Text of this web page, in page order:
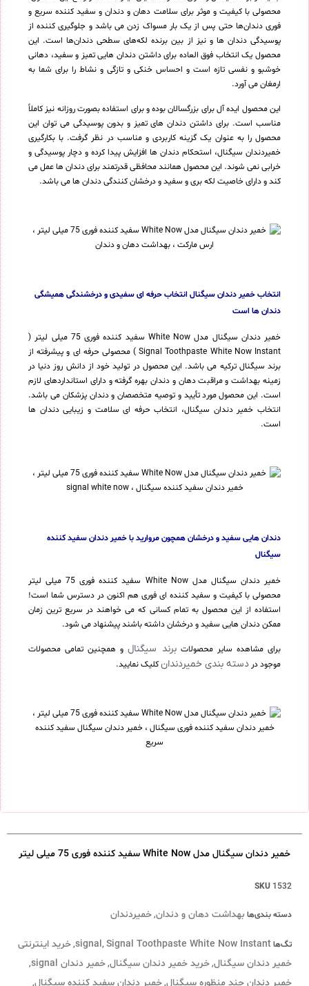
محصولی با کیفیت و موثر برای سلامت دهان و دندان و سفید کننده سریع و
فوری دندان‌ها حتی پس از یک بار مسواک زدن می باشد و جلوگیری کننده از
پوسیدگی دندان ها و نیز از بین برنده لکه‌های سطحی دندان‌ها است. این
محصول یک انتخاب فوق العاده برای داشتن دندان هایی تمیز و سفید، دهانی
خوشبو و نفسی تازه است و احساس خنکی و تازگی و نشاط را برای شما به
ارمغان می آورد.
این محصول ایده آل برای بزرگسالان بوده و برای استفاده بصورت روزانه نیز کاملاً
مناسب است. برای داشتن دندان های تمیز و بدون پوسیدگی می توان این
محصول را به عنوان یک گزینه کاربردی و مناسب در نظر گرفت. با بکارگیری
خمیردندان سیگنال، استحکام دندان ها افزایش پیدا کرده و دچار پوسیدگی و
خرابی نمی شوند. این محصول همانند محافظی قدرتمند برای دندان ها عمل می
کند و دارای خاصیت لکه بری و سفید و درخشان کنندگی دندان ها می باشد.
انتخاب خمیر دندان سیگنال انتخاب حرفه ای سفیدی و درخشندگی همیشگی
دندان ها است
خمیر دندان سیگنال مدل White Now سفید کننده فوری 75 میلی لیتر (
Signal Toothpaste White Now Instant ) محصولی حرفه ای و پیشرفته از
برند سیگنال ترکیه می باشد. این محصول در تولید خود از دانش روز دنیا در
زمینه بهداشت و مراقبت دهان و دندان بهره گرفته و دارای استانداردهای لازم
است. این محصول مورد تأیید و توصیه متخصصان و دندان پزشکان می باشد.
انتخاب خمیر دندان سیگنال، انتخاب حرفه ای سلامت و زیبایی دندان ها
است.
دندان هایی سفید و درخشان همچون مروارید با خمیر دندان سفید کننده
سیگنال
خمیر دندان سیگنال مدل White Now سفید کننده فوری 75 میلی لیتر
محصولی با کیفیت و سفید کننده ای فوری هم اکنون در دسترس شما است!
استفاده از این محصول به تمام کسانی که می خواهند در سریع ترین زمان
ممکن دندان هایی سفید و درخشان داشته باشند پیشنهاد می شود.
برای مشاهده سایر محصولاتبرند سیگنالو همچنین تمامی محصولات
موجود در دسته بندی خمیردندانکلیک نمایید.
خمیر دندان سیگنال مدل White Now سفید کننده فوری 75 میلی لیتر
SKU 1532
دسته بندی‌ها بهداشت دهان و دندان,خمیردندان
تگ‌ها signal, Signal Toothpaste White Now Instant
,خرید اینترنتی
خمیر دندان سیگنال,خرید خمیر دندان سیگنال,خمیر دندان signal ,
خمیر دندان چند منظوره سیگنال,خمیر دندان سفید کننده سیگنال,